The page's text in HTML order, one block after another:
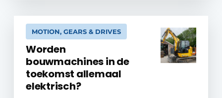
MOTION, GEARS & DRIVES
Worden
bouwmachines in de
toekomst allemaal
elektrisch?